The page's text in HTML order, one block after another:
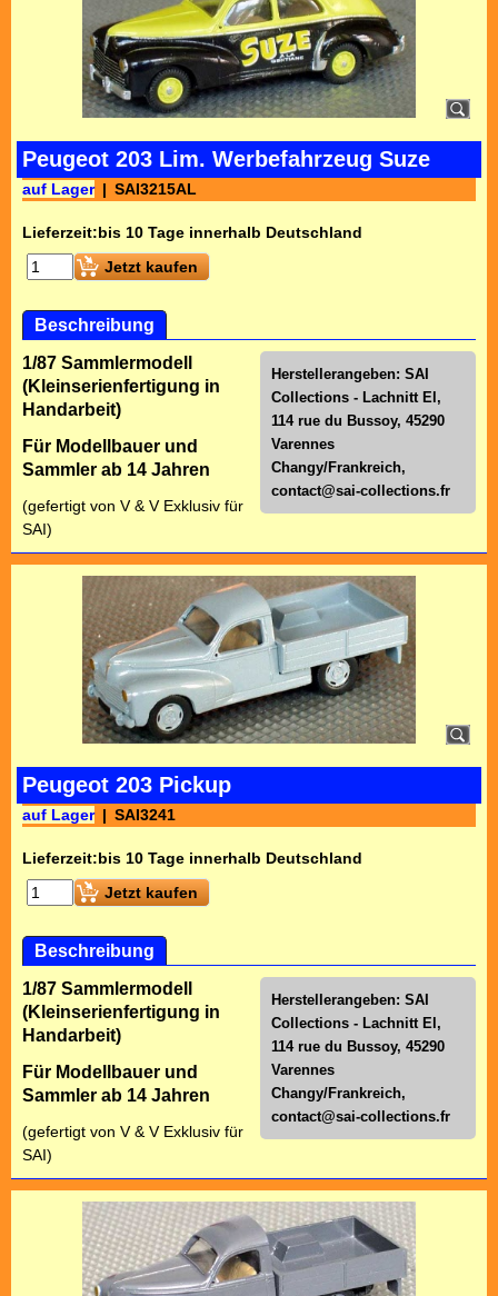
Peugeot 203 Lim. Werbefahrzeug Suze
auf Lager SAI3215AL
Lieferzeit:bis 10 Tage innerhalb Deutschland
Jetzt kaufen
Beschreibung
Herstellerangeben: SAI
Collections - Lachnitt El,
114 rue du Bussoy, 45290
Varennes
Changy/Frankreich,
contact@sai-collections.fr
1/87 Sammlermodell
(Kleinserienfertigung in
Handarbeit)
Für Modellbauer und
Sammler ab 14 Jahren
(gefertigt von V & V Exklusiv für
SAI)
Peugeot 203 Pickup
auf Lager SAI3241
Lieferzeit:bis 10 Tage innerhalb Deutschland
Jetzt kaufen
Beschreibung
Herstellerangeben: SAI
Collections - Lachnitt El,
114 rue du Bussoy, 45290
Varennes
Changy/Frankreich,
contact@sai-collections.fr
1/87 Sammlermodell
(Kleinserienfertigung in
Handarbeit)
Für Modellbauer und
Sammler ab 14 Jahren
(gefertigt von V & V Exklusiv für
SAI)